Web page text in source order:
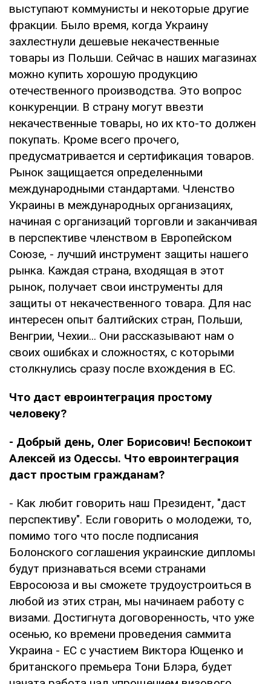
выступают коммунисты и некоторые другие
фракции. Было время, когда Украину
захлестнули дешевые некачественные
товары из Польши. Сейчас в наших магазинах
можно купить хорошую продукцию
отечественного производства. Это вопрос
конкуренции. В страну могут ввезти
некачественные товары, но их кто-то должен
покупать. Кроме всего прочего,
предусматривается и сертификация товаров.
Рынок защищается определенными
международными стандартами. Членство
Украины в международных организациях,
начиная с организаций торговли и заканчивая
в перспективе членством в Европейском
Cоюзе, - лучший инструмент защиты нашего
рынка. Каждая страна, входящая в этот
рынок, получает свои инструменты для
защиты от некачественного товара. Для нас
интересен опыт балтийских стран, Польши,
Венгрии, Чехии... Они рассказывают нам о
своих ошибках и сложностях, с которыми
столкнулись сразу после вхождения в ЕС.
Что даст евроинтеграция простому
человеку?
- Добрый день, Олег Борисович! Беспокоит
Алексей из Одессы. Что евроинтеграция
даст простым гражданам?
- Как любит говорить наш Президент, "даст
перспективу". Если говорить о молодежи, то,
помимо того что после подписания
Болонского соглашения украинские дипломы
будут признаваться всеми странами
Евросоюза и вы сможете трудоустроиться в
любой из этих стран, мы начинаем работу с
визами. Достигнута договоренность, что уже
осенью, ко времени проведения саммита
Украина - ЕС с участием Виктора Ющенко и
британского премьера Тони Блэра, будет